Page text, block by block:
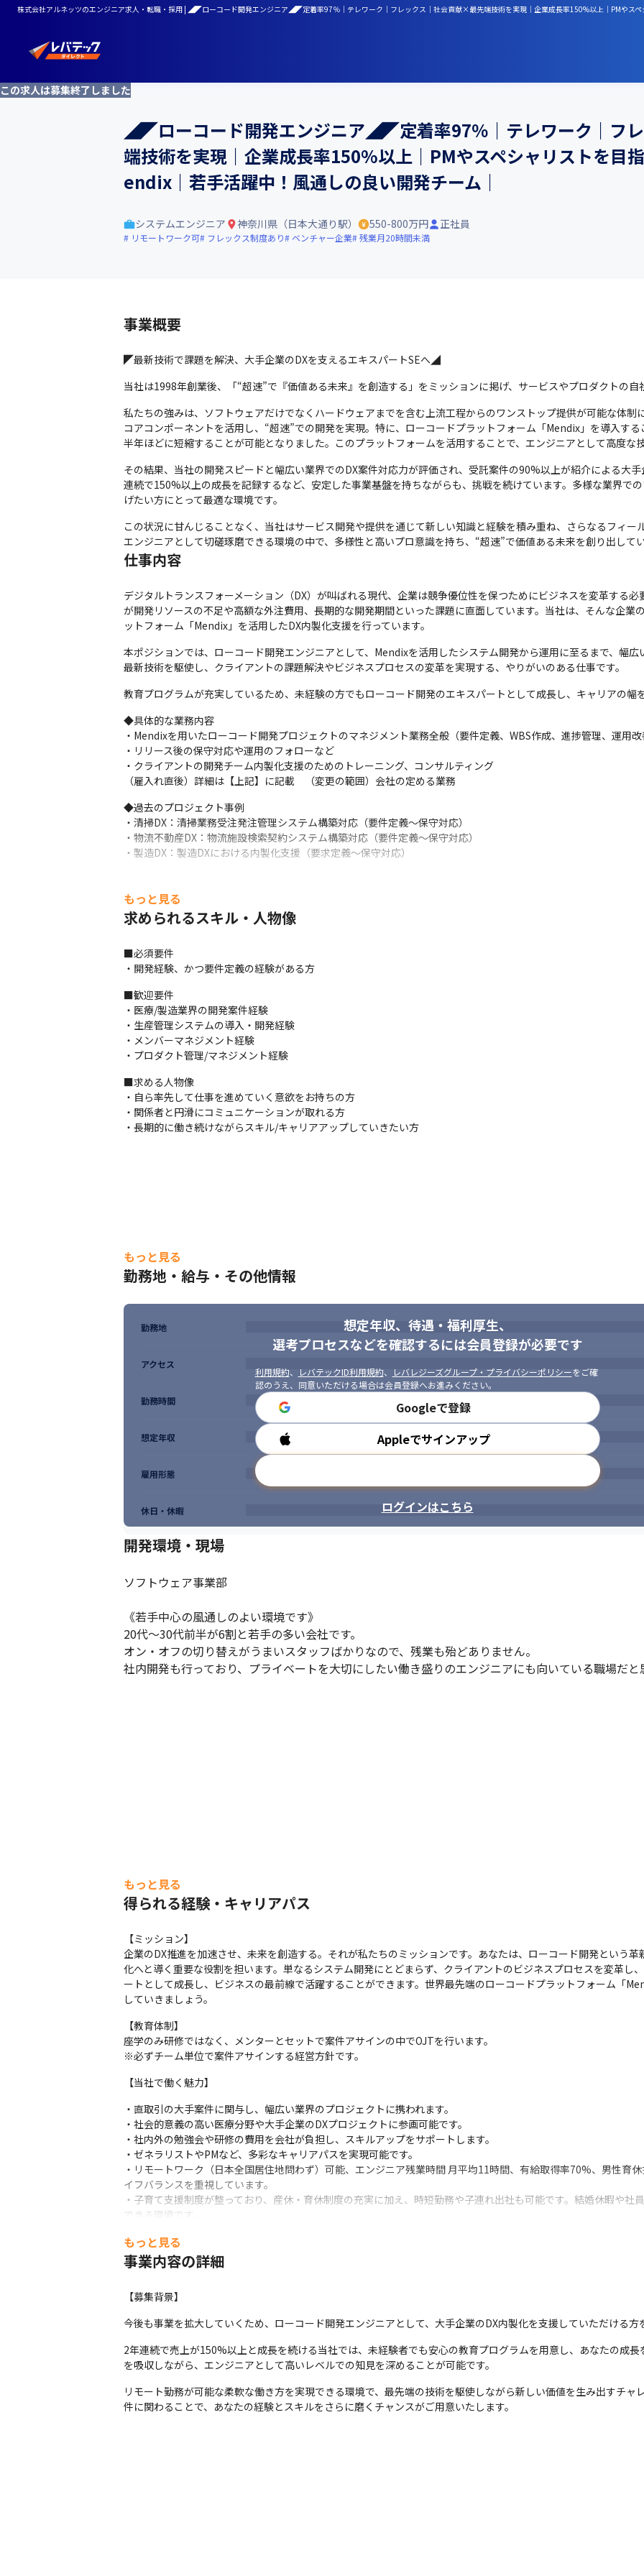
株式会社アルネッツのエンジニア求人・転職・採用 | ◢◤ローコード開発エンジニア◢◤定着率97％｜テレワーク｜フレックス｜社会貢献×最先端技術を実現｜企業成長率150%以上｜PMやス
この求人は募集終了しました
◢◤ローコード開発エンジニア◢◤定着率97％｜テレワーク｜フ
端技術を実現｜企業成長率150%以上｜PMやスペシャリストを目
endix｜若手活躍中！風通しの良い開発チーム｜
システムエンジニア 神奈川県（日本大通り駅） 550-800万円 正社員
リモートワーク可 フレックス制度あり ベンチャー企業 残業月20時間未満
事業概要
◤最新技術で課題を解決、大手企業のDXを支えるエキスパートSEへ◢
当社は1998年創業後、「“超速”で『価値ある未来』を創造する」をミッションに掲げ、サービスやプロダクトの自
私たちの強みは、ソフトウェアだけでなくハードウェアまでを含む上流工程からのワンストップ提供が可能な体制
コアコンポーネントを活用し、“超速”での開発を実現。特に、ローコードプラットフォーム「Mendix」を導入す
半年ほどに短縮することが可能となりました。このプラットフォームを活用することで、エンジニアとして高度な
その結果、当社の開発スピードと幅広い業界でのDX案件対応力が評価され、受託案件の90%以上が紹介による大
連続で150%以上の成長を記録するなど、安定した事業基盤を持ちながらも、挑戦を続けています。多様な業界で
げたい方にとって最適な環境です。
この状況に甘んじることなく、当社はサービス開発や提供を通じて新しい知識と経験を積み重ね、さらなるフィー
エンジニアとして切磋琢磨できる環境の中で、多様性と高いプロ意識を持ち、“超速”で価値ある未来を創り出してい
仕事内容
デジタルトランスフォーメーション（DX）が叫ばれる現代、企業は競争優位性を保つためにビジネスを変革する
が開発リソースの不足や高額な外注費用、長期的な開発期間といった課題に直面しています。当社は、そんな企業
ットフォーム「Mendix」を活用したDX内製化支援を行っています。
本ポジションでは、ローコード開発エンジニアとして、Mendixを活用したシステム開発から運用に至るまで、幅広
最新技術を駆使し、クライアントの課題解決やビジネスプロセスの変革を実現する、やりがいのある仕事です。
教育プログラムが充実しているため、未経験の方でもローコード開発のエキスパートとして成長し、キャリアの幅
◆具体的な業務内容
・Mendixを用いたローコード開発プロジェクトのマネジメント業務全般（要件定義、WBS作成、進捗管理、運用改
・リリース後の保守対応や運用のフォローなど
・クライアントの開発チーム内製化支援のためのトレーニング、コンサルティング
（雇入れ直後）詳細は【上記】に記載　（変更の範囲）会社の定める業務
◆過去のプロジェクト事例
・清掃DX：清掃業務受注発注管理システム構築対応（要件定義～保守対応）
・物流不動産DX：物流施設検索契約システム構築対応（要件定義～保守対応）
・製造DX：製造DXにおける内製化支援（要求定義～保守対応）
もっと見る
求められるスキル・人物像
■必須要件
・開発経験、かつ要件定義の経験がある方
■歓迎要件
・医療/製造業界の開発案件経験
・生産管理システムの導入・開発経験
・メンバーマネジメント経験
・プロダクト管理/マネジメント経験
■求める人物像
・自ら率先して仕事を進めていく意欲をお持ちの方
・関係者と円滑にコミュニケーションが取れる方
・長期的に働き続けながらスキル/キャリアアップしていきたい方
もっと見る
勤務地・給与・その他情報
想定年収、待遇・福利厚生、
選考プロセスなどを確認するには会員登録が必要です
利用規約、 レバテックID利用規約、 レバレジーズグループ・プライバシーポリシーをご確
認のうえ、同意いただける場合は会員登録へお進みください。
Googleで登録
Appleでサインアップ
ログインはこちら
勤務地
アクセス
勤務時間
想定年収
雇用形態
休日・休暇
開発環境・現場
ソフトウェア事業部
《若手中心の風通しのよい環境です》
20代〜30代前半が6割と若手の多い会社です。
オン・オフの切り替えがうまいスタッフばかりなので、残業も殆どありません。
社内開発も行っており、プライベートを大切にしたい働き盛りのエンジニアにも向いている職場だと
もっと見る
得られる経験・キャリアパス
【ミッション】
企業のDX推進を加速させ、未来を創造する。それが私たちのミッションです。あなたは、ローコード開発という
化へと導く重要な役割を担います。単なるシステム開発にとどまらず、クライアントのビジネスプロセスを変革し
ートとして成長し、ビジネスの最前線で活躍することができます。世界最先端のローコードプラットフォーム「
していきましょう。
【教育体制】
座学のみ研修ではなく、メンターとセットで案件アサインの中でOJTを行います。
※必ずチーム単位で案件アサインする経営方針です。
【当社で働く魅力】
・直取引の大手案件に関与し、幅広い業界のプロジェクトに携われます。
・社会的意義の高い医療分野や大手企業のDXプロジェクトに参画可能です。
・社内外の勉強会や研修の費用を会社が負担し、スキルアップをサポートします。
・ゼネラリストやPMなど、多彩なキャリアパスを実現可能です。
・リモートワーク（日本全国居住地問わず）可能、エンジニア残業時間 月平均11時間、有給取得率70%、男性育
イフバランスを重視しています。
・子育て支援制度が整っており、産休・育休制度の充実に加え、時短勤務や子連れ出社も可能です。結婚休暇や社
できる環境です。
◆福利厚生賃貸：福利厚生賃貸で、1人あたり月10,000円〜50,000円の手取りアップが可能です。
◆メディカルヘルプサポート：社員からの健康相談や職場環境の改善・維持のため、産業医を選任し、定期的にア
◆食事補助：ランチ代の一部を補助し、社員の健康を会社としてサポートします。
◆働き方自由手当：リモート勤務等の働き方の多様性に対応し、通勤交通費の代わりに手当を支給し、自宅を働き
◆子育て支援制度：産前6週間の産休、産後最長2年間の育休が取得可能です。また時短勤務・子連れ出社もOKです。
◆結婚休暇：社員が結婚した場合は、特別休暇5日間を支給します。
◆セカンドライフサポート：定年後も安定した生活を送っていただくため、生命保険等を活用し退職金の積み立てを
もっと見る
事業内容の詳細
【募集背景】
今後も事業を拡大していくため、ローコード開発エンジニアとして、大手企業のDX内製化を支援していただける方
2年連続で売上が150%以上と成長を続ける当社では、未経験者でも安心の教育プログラムを用意し、あなたの成
を吸収しながら、エンジニアとして高いレベルでの知見を深めることが可能です。
リモート勤務が可能な柔軟な働き方を実現できる環境で、最先端の技術を駆使しながら新しい価値を生み出すチャ
件に関わることで、あなたの経験とスキルをさらに磨くチャンスがご用意いたします。